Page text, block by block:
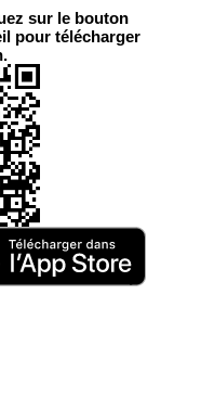
sur le bouton
pour télécharger